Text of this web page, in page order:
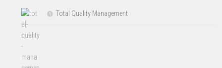
Total Quality Management